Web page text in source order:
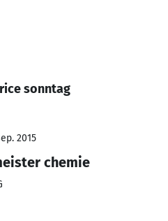
sonntag
2015
chemie